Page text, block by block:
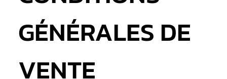
GÉNÉRALES DE
VENTE